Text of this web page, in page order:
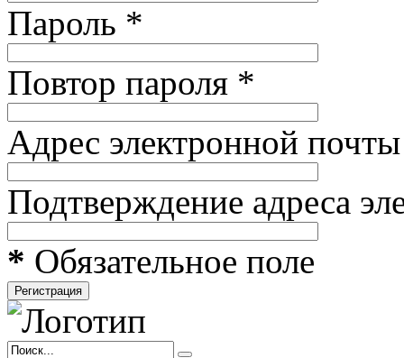
Пароль *
Повтор пароля *
Адрес электронной почты
Подтверждение адреса
* Обязательное поле
Регистрация